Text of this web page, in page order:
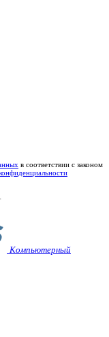
в соответствии с законом
Компьютерный